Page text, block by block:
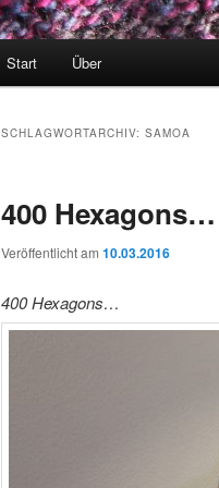
Start Über
SCHLAGWORTARCHIV: SAMOA
400 Hexagons…
Veröffentlicht am 10.03.2016
400 Hexagons…